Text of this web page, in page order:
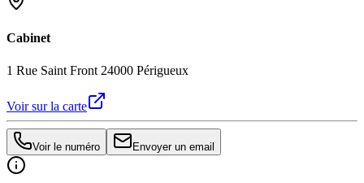
Cabinet
1 Rue Saint Front 24000 Périgueux
Voir sur la carte
Voir le numéro Envoyer un email